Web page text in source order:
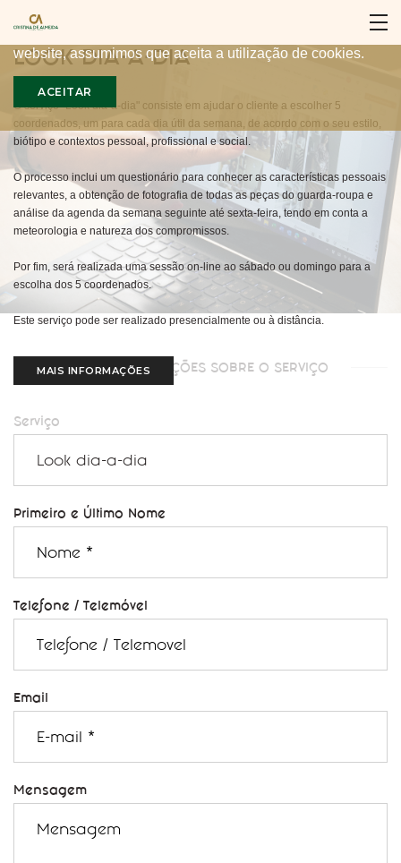
Para proporcionar a melhor experiência, nós utilizamos
cookies no nosso website. Ao continuar a utilizar o nosso
website, assumimos que aceita a utilização de cookies.
ACEITAR
LOOK DIA-A-DIA
O serviço "Look dia-a-dia" consiste em ajudar o cliente a escolher 5
coordenados, um para cada dia útil da semana, de acordo com o seu estilo,
biótipo e contextos pessoal, profissional e social.
O processo inclui um questionário para conhecer as características pessoais
relevantes, a obtenção de fotografia de todas as peças do guarda-roupa e
análise da agenda da semana seguinte até sexta-feira, tendo em conta a
meteorologia e natureza dos compromissos.
Por fim, será realizada uma sessão on-line ao sábado ou domingo para a
escolha dos 5 coordenados.
Este serviço pode ser realizado presencialmente ou à distância.
MAIS INFORMAÇÕES
MAIS INFORMAÇÕES SOBRE O SERVIÇO
Serviço
Primeiro e Último Nome
Telefone / Telemóvel
Email
Mensagem